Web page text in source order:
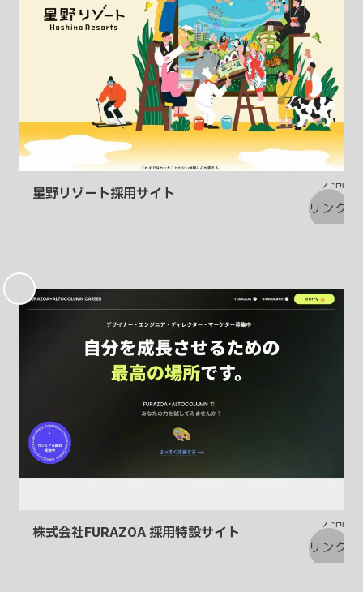
星野リゾート採用サイト
株式会社FURAZOA 採用特設サイト
気
入